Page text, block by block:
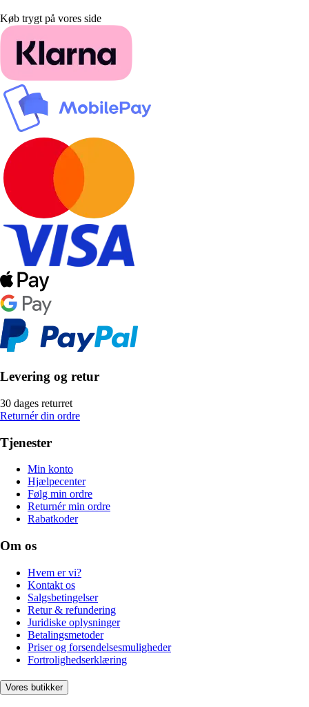
Køb trygt på vores side
Levering og retur
30 dages returret
Returnér din ordre
Tjenester
Min konto
Hjælpecenter
Følg min ordre
Returnér min ordre
Rabatkoder
Om os
Hvem er vi?
Kontakt os
Salgsbetingelser
Retur & refundering
Juridiske oplysninger
Betalingsmetoder
Priser og forsendelsesmuligheder
Fortrolighedserklæring
Vores butikker